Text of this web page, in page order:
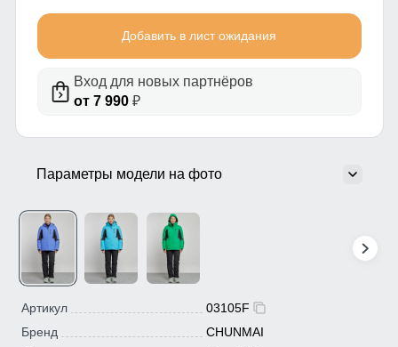
Добавить в лист ожидания
Вход для новых партнёров
от 7 990₽
Параметры модели на фото
Артикул
03105F
Бренд
CHUNMAI